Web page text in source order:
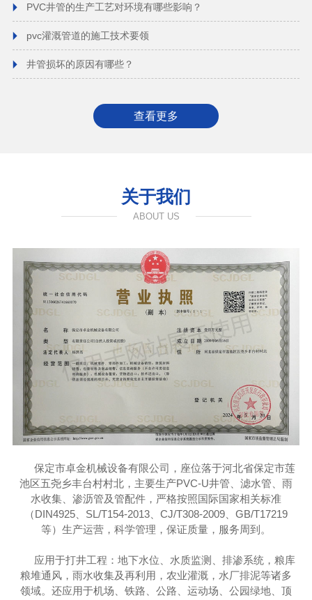
PVC井管的生产工艺对环境有哪些影响？
pvc灌溉管道的施工技术要领
井管损坏的原因有哪些？
查看更多
关于我们
ABOUT US
保定市卓金机械设备有限公司，座位落于河北省保定市莲
池区五尧乡丰台村村北 ，主要生产PVC-U井管、滤水管、雨
水收集、渗沥管及管配件，严格按照国际国家相关标准
（DIN4925、SL/T154-2013、CJ/T308-2009、GB/T17219
等）生产运营，科学管理，保证质量，服务周到。
应用于打井工程：地下水位、水质监测、排渗系统，粮库
粮堆通风，雨水收集及再利用，农业灌溉，水厂排泥等诸多
领域。还应用于机场、铁路、公路、运动场、公园绿地、顶